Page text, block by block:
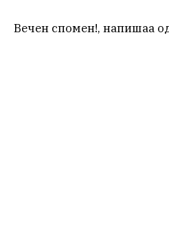
Вечен спомен!, напишаа